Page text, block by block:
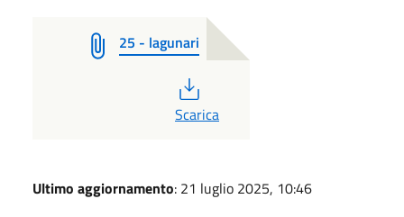
25 - lagunari
PDF
Scarica
Ultimo aggiornamento: 21 luglio 2025, 10:46